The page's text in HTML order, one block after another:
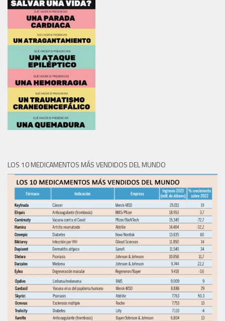
LOS 10 MEDICAMENTOS MÁS VENDIDOS DEL MUNDO